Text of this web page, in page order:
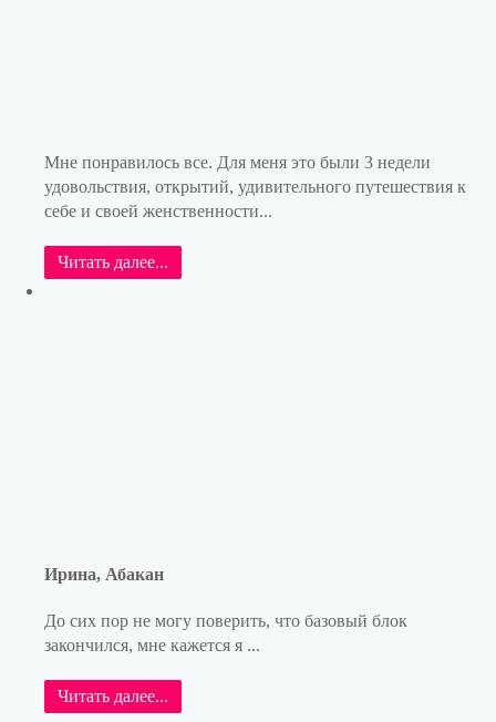
Мне понравилось все. Для меня это были 3 недели
удовольствия, открытий, удивительного путешествия к
себе и своей женственности...
Читать далее...
Ирина, Абакан
До сих пор не могу поверить, что базовый блок
закончился, мне кажется я ...
Читать далее...